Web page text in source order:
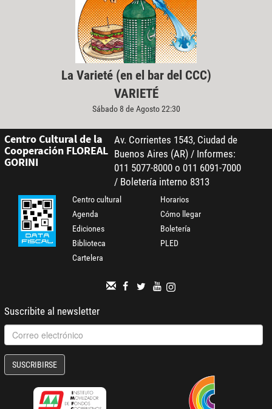
La Varieté (en el bar del CCC)
VARIETÉ
Sábado 8 de Agosto 22:30
Centro Cultural de la
Cooperación FLOREAL
GORINI
Av. Corrientes 1543, Ciudad de
Buenos Aires (AR) / Informes:
011 5077-8000 o 011 6091-7000
/ Boletería interno 8313
Centro cultural
Agenda
Ediciones
Biblioteca
Cartelera
Horarios
Cómo llegar
Boletería
PLED
Suscribite al newsletter
SUSCRIBIRSE